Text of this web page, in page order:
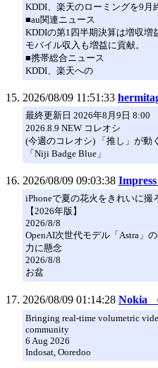
KDDI、楽天のローミングを9月
■au関連ニュース
KDDIの第1四半期決算は増収増
モバイル収入も増益に貢献。
■携帯総合ニュース
KDDI、楽天への
2026/08/09 11:51:33
最終更新日 2026年8月9日 8:00
2026.8.9 NEW コレオシ
(今週のコレオシ) 「推し」が動
「Niji Badge Blue」
2026/08/09 09:03:38
iPhoneで夏の花火をきれいに撮
【2026年版】
2026/8/8
OpenAI次世代モデル「Astra」
力に懸念
2026/8/8
お盆
2026/08/09 01:14:28 Nokia
Bringing real-time volumetric
community
6 Aug 2026
Indosat, Ooredoo